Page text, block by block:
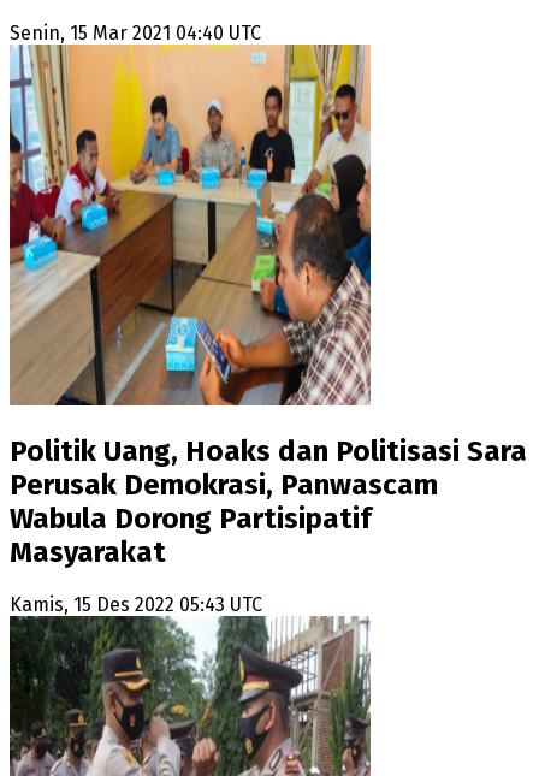
Senin, 15 Mar 2021 04:40 UTC
Politik Uang, Hoaks dan Politisasi Sara
Perusak Demokrasi, Panwascam
Wabula Dorong Partisipatif
Masyarakat
Kamis, 15 Des 2022 05:43 UTC